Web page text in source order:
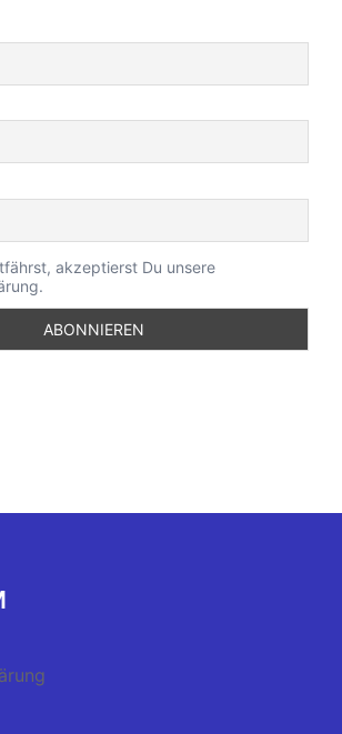
akzeptierst Du unsere